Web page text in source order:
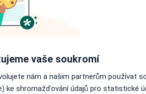
Rezervovat termín
Názory pacientů
vaše soukromí
nám a našim partnerům používat
ke shromažďování údajů pro statistické